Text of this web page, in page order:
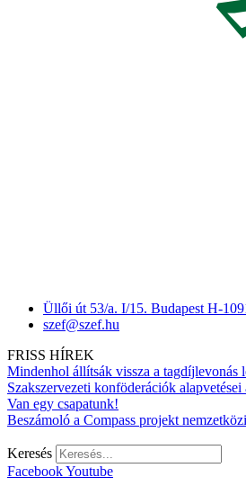
Üllői út 53/a. I/15. Budapest H-
szef@szef.hu
FRISS HÍREK
Mindenhol állítsák vissza a tagdíjlevonás
Szakszervezeti konföderációk
Van egy csapatunk!
Beszámoló a Compass projekt
Keresés
FacebookYoutube